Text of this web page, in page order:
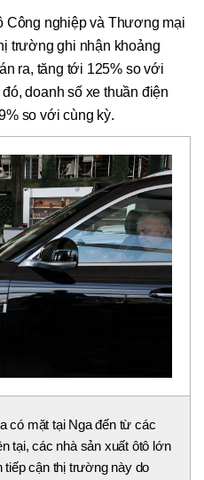
Công nghiệp và Thương mại
trường ghi nhận khoảng
ra, tăng tới 125% so với
doanh số xe thuần điện
so với cùng kỳ.
có mặt tại Nga đến từ các
tại, các nhà sản xuất ôtô lớn
tiếp cận thị trường này do